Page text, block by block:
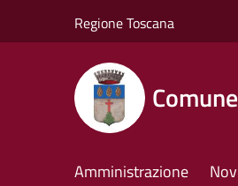
Regione Toscana
Amministrazione